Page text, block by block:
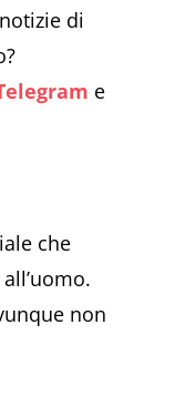
di
e
che
non